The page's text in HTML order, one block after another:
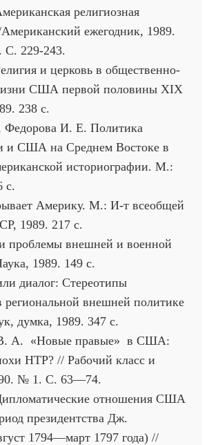
религиозная
ежегодник, 1989.
С. 229-243.
и церковь в общественно-
США первой половины XIX
238 с.
И. Е. Политика
и США на Среднем Востоке в
историографии. М.:
с.
Америку. М.: И-т всеобщей
1989. 217 с.
проблемы внешней и военной
1989. 149 с.
диалог: Стереотипы
региональной внешней политике
думка, 1989. 347 с.
А. «Новые правые» в США:
НТР? // Рабочий класс и
№ 1. С. 63—74.
отношения США
президентства Дж.
1794—март 1797 года) //